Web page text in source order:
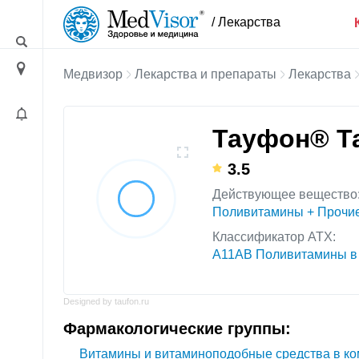
/ Лекарства
Медвизор Лекарства и препараты Лекарства
Тауфон®
3.5
Действующее вещество:
Поливитамины +
Классификатор АТХ:
A11AB Поливитамины в
Designed by taufon.ru
Фармакологические группы:
Витамины и витаминоподобные средства в